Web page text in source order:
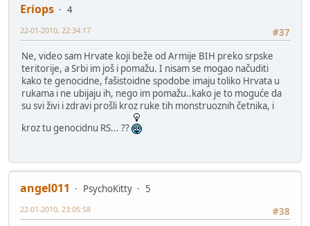
Eriops
4
#37
22-01-2010, 22:34:17
Ne, video sam Hrvate koji beže od Armije BIH preko srpske
teritorije, a Srbi im još i pomažu. I nisam se mogao načuditi
kako te genocidne, fašistoidne spodobe imaju toliko Hrvata u
rukama i ne ubijaju ih, nego im pomažu..kako je to moguće da
su svi živi i zdravi prošli kroz ruke tih monstruoznih četnika, i
kroz tu genocidnu RS... ??
angel011 PsychoKitty
5
#38
22-01-2010, 23:05:58